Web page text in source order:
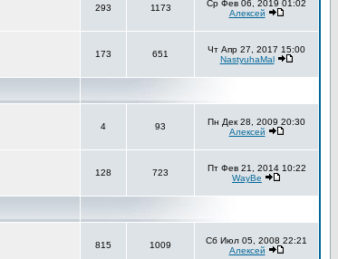
293 1173
Ср Фев 06, 2019 01:02
Алексей
173 651
Чт Апр 27, 2017 15:00
NastyuhaMal
4 93
Пн Дек 28, 2009 20:30
Алексей
128 723
Пт Фев 21, 2014 10:22
WayBe
815 1009
Сб Июл 05, 2008 22:21
Алексей